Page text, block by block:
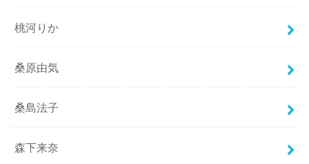
桃河りか
桑原由気
桑島法子
森下来奈